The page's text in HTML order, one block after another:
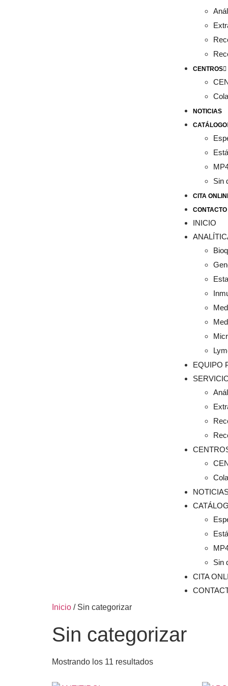
CENTROS
NOTICIAS
CATÁLOGO
Sin
CITA
CONTACTO
INICIO
EQUIPO
Sin
CITA
Inicio / Sin categorizar
Sin categorizar
Mostrando los 11 resultados